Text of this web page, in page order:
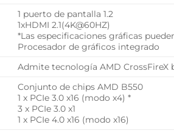
1 puerto de pantalla 1.2
1xHDMI 2.1(4K@60HZ)
*Las especificaciones gráficas
Procesador de gráficos integrado
Admite tecnología AMD CrossFireX
Conjunto de chips AMD B550
1 x PCIe 3.0 x16 (modo x4) *
3 x PCIe 3.0 x1
1 x PCIe 4.0 x16 (modo x16)